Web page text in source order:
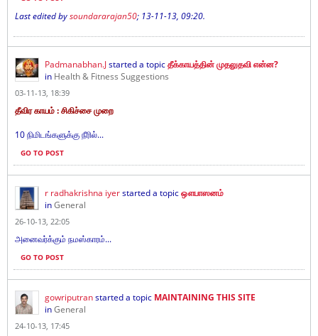
Last edited bysoundararajan50; 13-11-13, 09:20.
Padmanabhan.Jstarted a topicதீக்காயத்தின் முதலுதவி என்ன?
in Health & Fitness Suggestions
03-11-13, 18:39
தீவிர காயம் : சிகிச்சை முறை
10 நிமிடங்களுக்கு நீரில்...
GO TO POST
r radhakrishna iyerstarted a topicஔபாஸனம்
inGeneral
26-10-13, 22:05
அனைவர்க்கும் நமஸ்காரம்...
GO TO POST
gowriputranstarted a topic MAINTAINING THIS SITE
inGeneral
24-10-13, 17:45